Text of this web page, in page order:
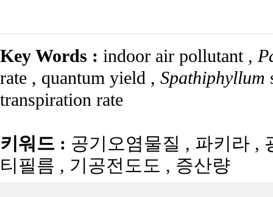
Key Words : indoor air pollutant ,
rate , quantum yield , Spathiphyllum
transpiration rate
키워드 : 공기오염물질 , 파키라 ,
티필름 , 기공전도도 , 증산량